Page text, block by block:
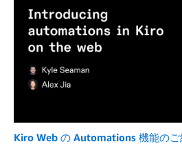
Kiro Web の Automations 機能のご